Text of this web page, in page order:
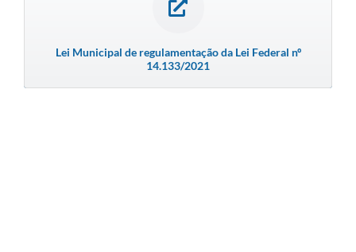
Lei Municipal de regulamentação da Lei Federal nº
14.133/2021